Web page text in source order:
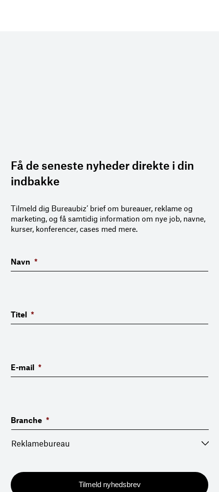
Få de seneste nyheder direkte i din
indbakke
Tilmeld dig Bureaubiz’ brief om bureauer, reklame og
marketing, og få samtidig information om nye job, navne,
kurser, konferencer, cases med mere.
Navn *
Titel *
E-mail *
Branche *